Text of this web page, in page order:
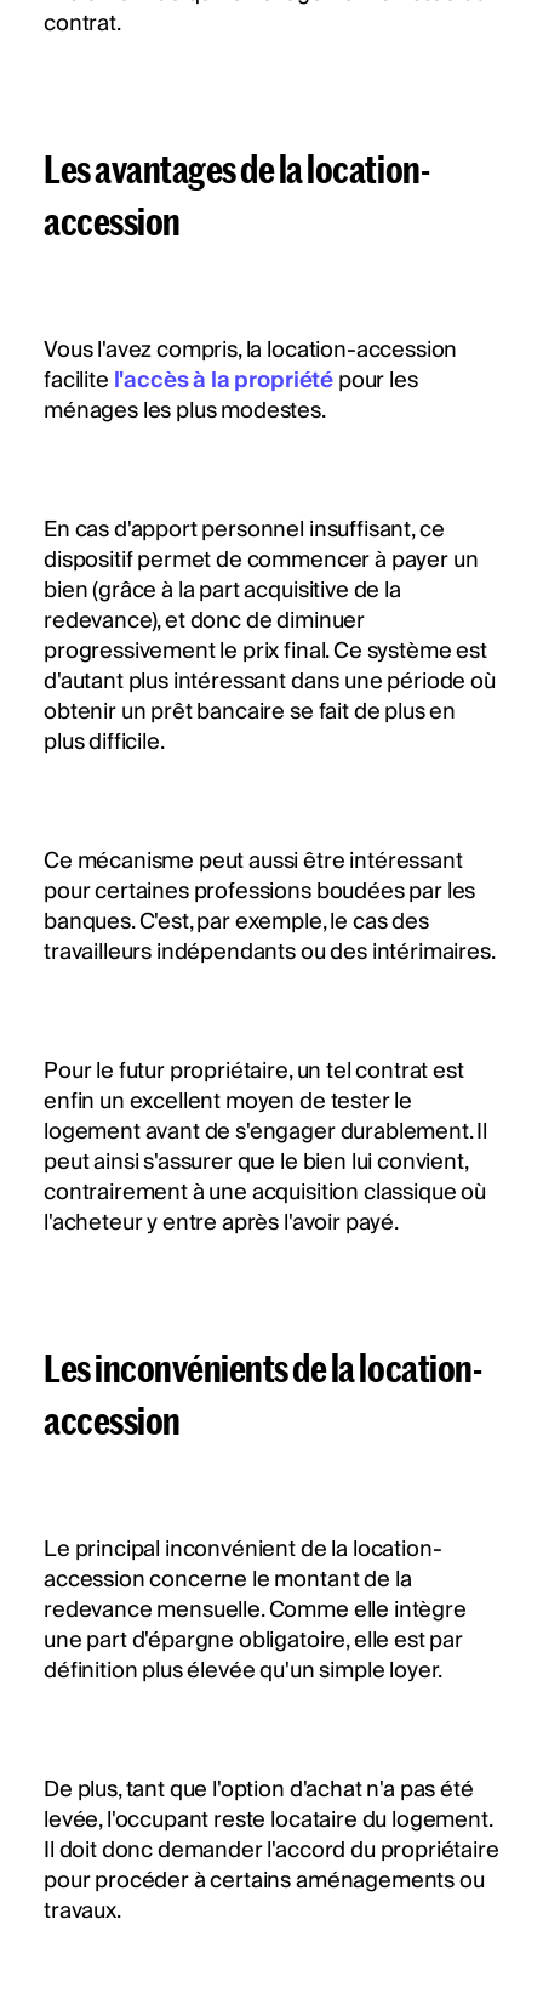
contrat.
Les avantages de la location-
accession
Vous l'avez compris, la location-accession
facilitel'accès à la propriétépour les
ménages les plus modestes.
En cas d'apport personnel insuffisant, ce
dispositif permet de commencer à payer un
bien (grâce à la part acquisitive de la
redevance), et donc de diminuer
progressivement le prix final. Ce système est
d'autant plus intéressant dans une période où
obtenir un prêt bancaire se fait de plus en
plus difficile.
Ce mécanisme peut aussi être intéressant
pour certaines professions boudées par les
banques. C'est, par exemple, le cas des
travailleurs indépendants ou des intérimaires.
Pour le futur propriétaire, un tel contrat est
enfin un excellent moyen de tester le
logement avant de s'engager durablement. Il
peut ainsi s'assurer que le bien lui convient,
contrairement à une acquisition classique où
l'acheteur y entre après l'avoir payé.
Les inconvénients de la location-
accession
Le principal inconvénient de la location-
accession concerne le montant de la
redevance mensuelle. Comme elle intègre
une part d'épargne obligatoire, elle est par
définition plus élevée qu'un simple loyer.
De plus, tant que l'option d'achat n'a pas été
levée, l'occupant reste locataire du logement.
Il doit donc demander l'accord du propriétaire
pour procéder à certains aménagements ou
travaux.